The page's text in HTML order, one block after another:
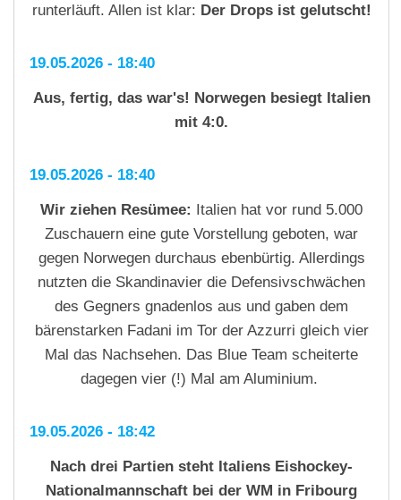
runterläuft. Allen ist klar: Der Drops ist gelutscht!
19.05.2026 - 18:40
Aus, fertig, das war's! Norwegen besiegt Italien
mit 4:0.
19.05.2026 - 18:40
Wir ziehen Resümee: Italien hat vor rund 5.000
Zuschauern eine gute Vorstellung geboten, war
gegen Norwegen durchaus ebenbürtig. Allerdings
nutzten die Skandinavier die Defensivschwächen
des Gegners gnadenlos aus und gaben dem
bärenstarken Fadani im Tor der Azzurri gleich vier
Mal das Nachsehen. Das Blue Team scheiterte
dagegen vier (!) Mal am Aluminium.
19.05.2026 - 18:42
Nach drei Partien steht Italiens Eishockey-
Nationalmannschaft bei der WM in Fribourg